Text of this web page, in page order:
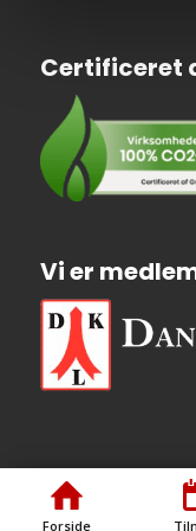
Certificeret
Vi er
Forside ©